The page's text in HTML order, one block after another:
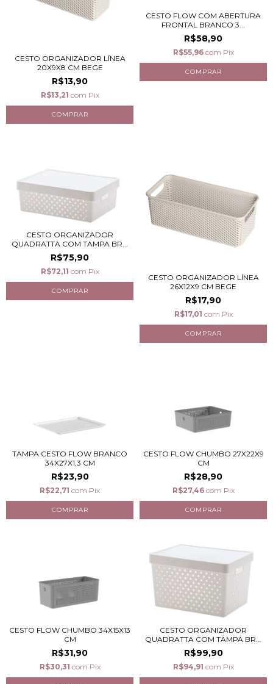
CESTO ORGANIZADOR LÍNEA
20X9X8 CM BEGE
R$13,90
R$13,21 com Pix
CESTO FLOW COM ABERTURA
FRONTAL BRANCO 3...
R$58,90
R$55,96 com Pix
CESTO ORGANIZADOR
QUADRATTA COM TAMPA BR...
R$75,90
R$72,11 com Pix
CESTO ORGANIZADOR LÍNEA
26X12X9 CM BEGE
R$17,90
R$17,01 com Pix
TAMPA CESTO FLOW BRANCO
34X27X1,3 CM
R$23,90
R$22,71 com Pix
CESTO FLOW CHUMBO 27X22X9
CM
R$28,90
R$27,46 com Pix
CESTO FLOW CHUMBO 34X15X13
CM
R$31,90
R$30,31 com Pix
CESTO ORGANIZADOR
QUADRATTA COM TAMPA BR...
R$99,90
R$94,91 com Pix